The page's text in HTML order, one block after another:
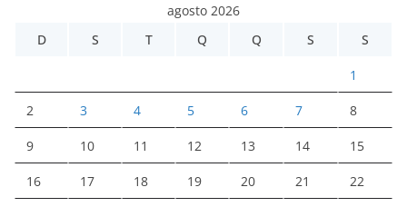
agosto 2026
D
S T Q Q S S
1
2 3 4 5 6 7 8
9 10 11 12 13 14 15
16 17 18 19 20 21 22